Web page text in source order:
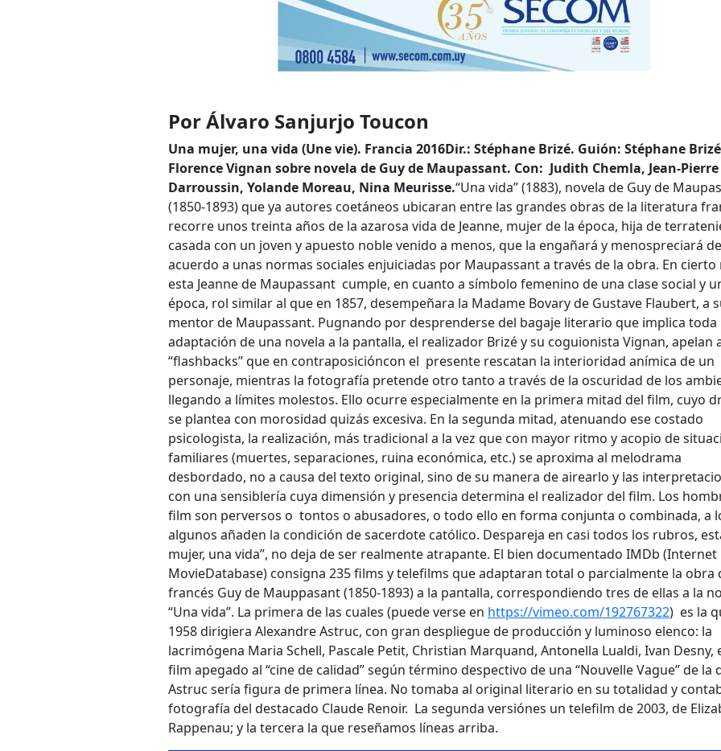
Por Álvaro Sanjurjo Toucon
Una mujer, una vida (Une vie). Francia 2016Dir.: Stéphane Brizé. Guión: Stéphane
Florence Vignan sobre novela de Guy de Maupassant. Con: Judith Chemla, Jean-Pierre
Darroussin, Yolande Moreau, Nina Meurisse.“Una vida” (1883), novela de Guy de
(1850-1893) que ya autores coetáneos ubicaran entre las grandes obras de la literatura
recorre unos treinta años de la azarosa vida de Jeanne, mujer de la época, hija de
casada con un joven y apuesto noble venido a menos, que la engañará y menospreciará de
acuerdo a unas normas sociales enjuiciadas por Maupassant a través de la obra. En cierto
esta Jeanne de Maupassant cumple, en cuanto a símbolo femenino de una clase social y
época, rol similar al que en 1857, desempeñara la Madame Bovary de Gustave Flaubert, a
mentor de Maupassant. Pugnando por desprenderse del bagaje literario que implica toda
adaptación de una novela a la pantalla, el realizador Brizé y su coguionista Vignan, apelan
“flashbacks” que en contraposicióncon el presente rescatan la interioridad anímica de un
personaje, mientras la fotografía pretende otro tanto a través de la oscuridad de los
llegando a límites molestos. Ello ocurre especialmente en la primera mitad del film, cuyo
se plantea con morosidad quizás excesiva. En la segunda mitad, atenuando ese costado
psicologista, la realización, más tradicional a la vez que con mayor ritmo y acopio de
familiares (muertes, separaciones, ruina económica, etc.) se aproxima al melodrama
desbordado, no a causa del texto original, sino de su manera de airearlo y las
con una sensiblería cuya dimensión y presencia determina el realizador del film. Los
film son perversos o tontos o abusadores, o todo ello en forma conjunta o combinada, a
algunos añaden la condición de sacerdote católico. Despareja en casi todos los rubros,
mujer, una vida”, no deja de ser realmente atrapante. El bien documentado IMDb (Internet
MovieDatabase) consigna 235 films y telefilms que adaptaran total o parcialmente la obra
francés Guy de Mauppasant (1850-1893) a la pantalla, correspondiendo tres de ellas a la
“Una vida”. La primera de las cuales (puede verse en https://vimeo.com/192767322) es la
1958 dirigiera Alexandre Astruc, con gran despliegue de producción y luminoso elenco: la
lacrimógena Maria Schell, Pascale Petit, Christian Marquand, Antonella Lualdi, Ivan Desny,
film apegado al “cine de calidad” según término despectivo de una “Nouvelle Vague” de la
Astruc sería figura de primera línea. No tomaba al original literario en su totalidad y
fotografía del destacado Claude Renoir. La segunda versiónes un telefilm de 2003, de
Rappenau; y la tercera la que reseñamos líneas arriba.